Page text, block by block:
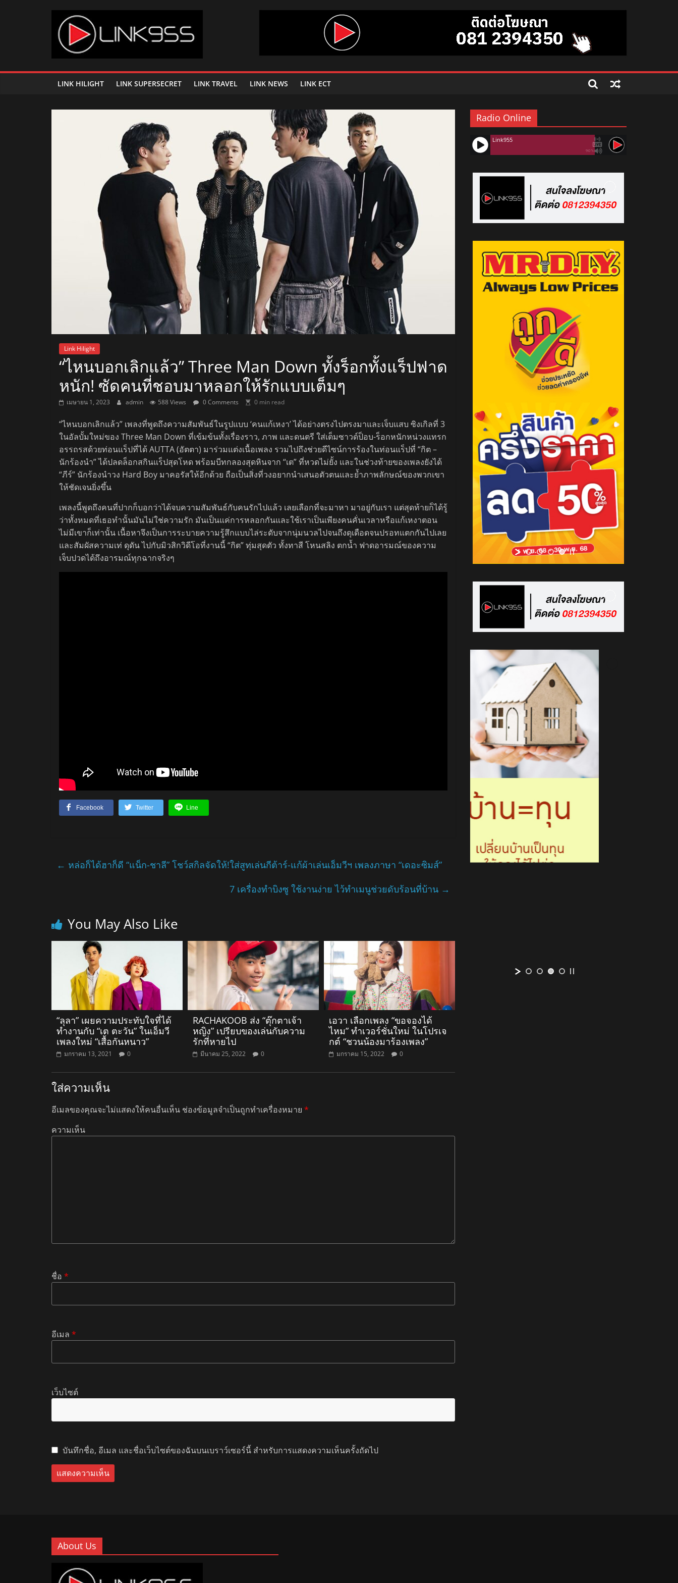
Link
95.5
คลื่น
สถานี
สถานี
วิทยุ
ลพบุรี
วิทยุ
FM
ลพบุรี
LINK HILIGHT LINK SUPERSECRET LINK TRAVEL LINK NEWS LINK ECT
Link Hilight
“ไหนบอกเลิกแล้ว” Three Man Down ทั้งร็อกทั้งแร็ปฟาด
หนัก! ซัดคนที่ชอบมาหลอกให้รักแบบเต็มๆ
เมษายน 1, 2023 admin 588 Views 0 Comments 0 min read
“ไหนบอกเลิกแล้ว” เพลงที่พูดถึงความสัมพันธ์ในรูปแบบ ‘คนแก้เหงา’ ได้อย่างตรงไปตรงมาและเจ็บแสบ ซิงเกิลที่ 3
ในอัลบั้มใหม่ของ Three Man Down ที่เข้มข้นทั้งเรื่องราว, ภาพ และดนตรี ใส่เต็มซาวด์ป็อบ-ร็อกหนักหน่วงแทรก
อรรถรสด้วยท่อนแร็ปที่ได้ AUTTA (อัตตา) มาร่วมแต่งเนื้อเพลง รวมไปถึงช่วยดีไซน์การร้องในท่อนแร็ปที่ “กิต –
นักร้องนำ” ได้ปลดล็อกสกินแร็ปสุดโหด พร้อมบีทกลองสุดหินจาก “เต” ที่หวดไม่ยั้ง และในช่วงท้ายของเพลงยังได้
“ภีร์” นักร้องนำวง Hard Boy มาคอรัสให้อีกด้วย ถือเป็นสิ่งที่วงอยากนำเสนอตัวตนและย้ำภาพลักษณ์ของพวกเขา
ให้ชัดเจนยิ่งขึ้น
เพลงนี้พูดถึงคนที่ปากก็บอกว่าได้จบความสัมพันธ์กับคนรักไปแล้ว เลยเลือกที่จะมาหา มาอยู่กับเรา แต่สุดท้ายก็ได้รู้
ว่าทั้งหมดที่เธอทำนั้นมันไม่ใช่ความรัก มันเป็นแค่การหลอกกันและใช้เราเป็นเพียงคนคั่นเวลาหรือแก้เหงาตอน
ไม่มีเขาก็เท่านั้น เนื้อหาจึงเป็นการระบายความรู้สึกแบบไล่ระดับจากนุ่มนวลไปจนถึงดุเดือดจนปรอทแตกกันไปเลย
และสัมผัสความเท่ ดุดัน ไปกับมิวสิกวิดีโอที่งานนี้ “กิต” ทุ่มสุดตัว ทั้งทาสี โหนสลิง ตกน้ำ ฟาดอารมณ์ของความ
เจ็บปวดได้ถึงอารมณ์ทุกฉากจริงๆ
Facebook Twitter Line
← หล่อก็ได้ฮาก็ดี “แน็ก-ชาลี” โชว์สกิลจัดให้!ใส่สูทเล่นกีต้าร์-แก้ผ้าเล่นเอ็มวีฯ เพลงภาษา “เดอะซิมส์”
7 เครื่องทำบิงซู ใช้งานง่าย ไว้ทำเมนูช่วยดับร้อนที่บ้าน →
You May Also Like
“ลุลา” เผยความประทับใจที่ได้
ทำงานกับ “เต ตะวัน” ในเอ็มวี
เพลงใหม่ “เสื้อกันหนาว”
มกราคม 13, 2021 0
RACHAKOOB ส่ง “ตุ๊กตาเจ้า
หญิง” เปรียบของเล่นกับความ
รักที่หายไป
มีนาคม 25, 2022 0
เอวา เลือกเพลง “ขอจองได้
ไหม” ทำเวอร์ชั่นใหม่ ในโปรเจ
กต์ “ชวนน้องมาร้องเพลง”
มกราคม 15, 2022 0
ใส่ความเห็น
อีเมลของคุณจะไม่แสดงให้คนอื่นเห็น ช่องข้อมูลจำเป็นถูกทำเครื่องหมาย *
ความเห็น
ชื่อ *
อีเมล *
เว็บไซต์
บันทึกชื่อ, อีเมล และชื่อเว็บไซต์ของฉันบนเบราว์เซอร์นี้ สำหรับการแสดงความเห็นครั้งถัดไป
Radio Online
90%
Link955
About Us